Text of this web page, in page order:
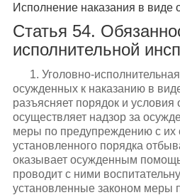
Исполнение наказания в виде
Статья 54.
исполнительной
1. Уголовно-
осужденных к наказанию в
разъясняет порядок и
осуществляет надзор за
меры по предупреждению с их
установленного порядка
оказывает осужденным помощь
проводит с ними
установленные законом меры